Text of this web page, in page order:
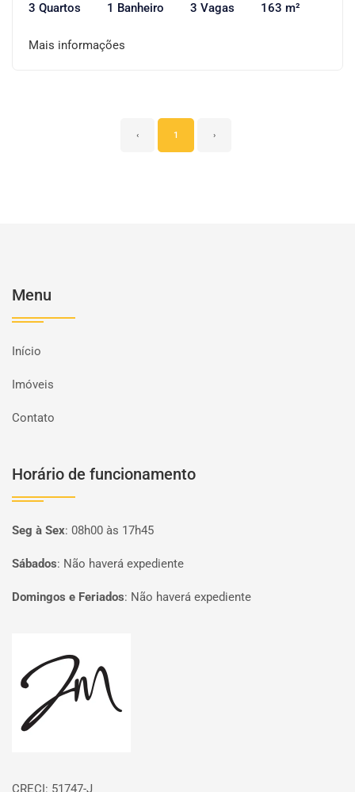
3 Quartos 1 Banheiro 3 Vagas 163 m²
Mais informações
‹ 1 ›
Menu
Início
Imóveis
Contato
Horário de funcionamento
Seg à Sex: 08h00 às 17h45
Sábados: Não haverá expediente
Domingos e Feriados: Não haverá expediente
CRECI: 51747-J